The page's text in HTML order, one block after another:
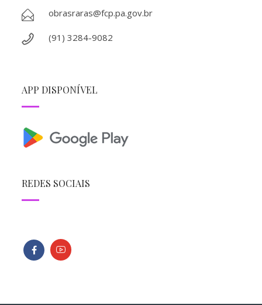
obrasraras@fcp.pa.gov.br
(91) 3284-9082
APP DISPONÍVEL
REDES SOCIAIS